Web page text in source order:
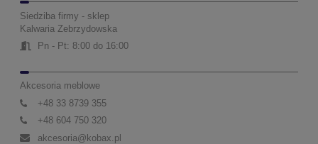
Siedziba firmy - sklep
Kalwaria Zebrzydowska
Pn - Pt: 8:00 do 16:00
Akcesoria meblowe
+48 33 8739 355
+48 604 750 320
akcesoria@kobax.pl